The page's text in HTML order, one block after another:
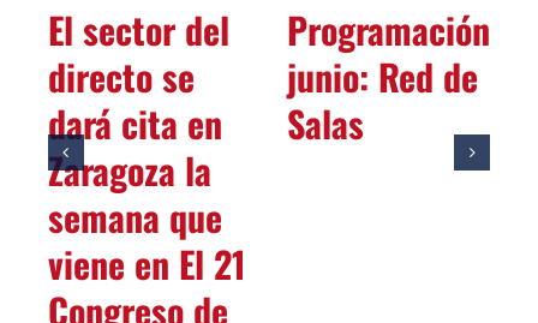
El sector del
directo se
dará cita en
Zaragoza la
semana que
viene en El 21
Congreso de
Programación
junio: Red de
Salas